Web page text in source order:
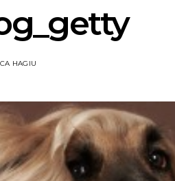
HAGIU